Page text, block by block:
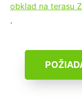
obklad na terasu
.